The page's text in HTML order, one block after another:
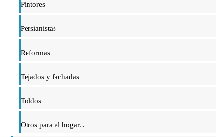
Pintores
Persianistas
Reformas
Tejados y fachadas
Toldos
Otros para el hogar...